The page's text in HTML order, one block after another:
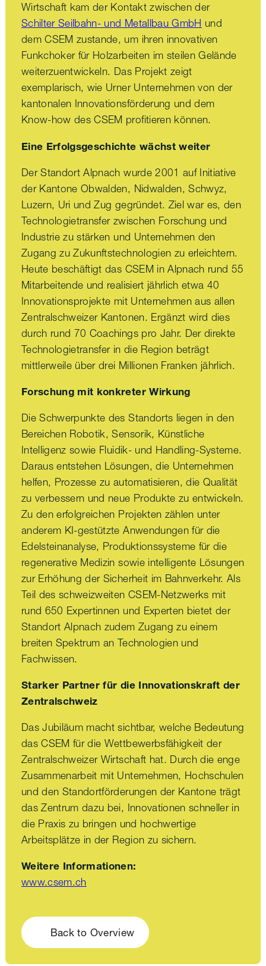
Back to Overview
Wirtschaft kam der Kontakt zwischen der
Schilter Seilbahn- und Metallbau GmbH und
dem CSEM zustande, um ihren innovativen
Funkchoker für Holzarbeiten im steilen Gelände
weiterzuentwickeln. Das Projekt zeigt
exemplarisch, wie Urner Unternehmen von der
kantonalen Innovationsförderung und dem
Know-how des CSEM profitieren können.
Eine Erfolgsgeschichte wächst weiter
Der Standort Alpnach wurde 2001 auf Initiative
der Kantone Obwalden, Nidwalden, Schwyz,
Luzern, Uri und Zug gegründet. Ziel war es, den
Technologietransfer zwischen Forschung und
Industrie zu stärken und Unternehmen den
Zugang zu Zukunftstechnologien zu erleichtern.
Heute beschäftigt das CSEM in Alpnach rund 55
Mitarbeitende und realisiert jährlich etwa 40
Innovationsprojekte mit Unternehmen aus allen
Zentralschweizer Kantonen. Ergänzt wird dies
durch rund 70 Coachings pro Jahr. Der direkte
Technologietransfer in die Region beträgt
mittlerweile über drei Millionen Franken jährlich.
Forschung mit konkreter Wirkung
Die Schwerpunkte des Standorts liegen in den
Bereichen Robotik, Sensorik, Künstliche
Intelligenz sowie Fluidik- und Handling-Systeme.
Daraus entstehen Lösungen, die Unternehmen
helfen, Prozesse zu automatisieren, die Qualität
zu verbessern und neue Produkte zu entwickeln.
Zu den erfolgreichen Projekten zählen unter
anderem KI-gestützte Anwendungen für die
Edelsteinanalyse, Produktionssysteme für die
regenerative Medizin sowie intelligente Lösungen
zur Erhöhung der Sicherheit im Bahnverkehr. Als
Teil des schweizweiten CSEM-Netzwerks mit
rund 650 Expertinnen und Experten bietet der
Standort Alpnach zudem Zugang zu einem
breiten Spektrum an Technologien und
Fachwissen.
Starker Partner für die Innovationskraft der
Zentralschweiz
Das Jubiläum macht sichtbar, welche Bedeutung
das CSEM für die Wettbewerbsfähigkeit der
Zentralschweizer Wirtschaft hat. Durch die enge
Zusammenarbeit mit Unternehmen, Hochschulen
und den Standortförderungen der Kantone trägt
das Zentrum dazu bei, Innovationen schneller in
die Praxis zu bringen und hochwertige
Arbeitsplätze in der Region zu sichern.
Weitere Informationen:
www.csem.ch